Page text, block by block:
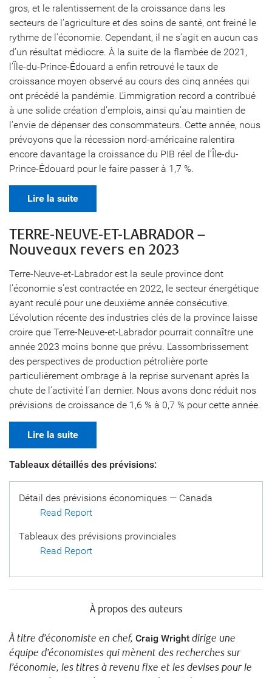
gros, et le ralentissement de la croissance dans les
secteurs de l’agriculture et des soins de santé, ont freiné le
rythme de l’économie. Cependant, il ne s’agit en aucun cas
d’un résultat médiocre. À la suite de la flambée de 2021,
l’Île-du-Prince-Édouard a enfin retrouvé le taux de
croissance moyen observé au cours des cinq années qui
ont précédé la pandémie. L’immigration record a contribué
à une solide création d’emplois, ainsi qu’au maintien de
l’envie de dépenser des consommateurs. Cette année, nous
prévoyons que la récession nord-américaine ralentira
encore davantage la croissance du PIB réel de l’Île-du-
Prince-Édouard pour le faire passer à 1,7 %.
Lire la suite
TERRE-NEUVE-ET-LABRADOR –
Nouveaux revers en 2023
Terre-Neuve-et-Labrador est la seule province dont
l’économie s’est contractée en 2022, le secteur énergétique
ayant reculé pour une deuxième année consécutive.
L’évolution récente des industries clés de la province laisse
croire que Terre-Neuve-et-Labrador pourrait connaître une
année 2023 moins bonne que prévu. L’assombrissement
des perspectives de production pétrolière porte
particulièrement ombrage à la reprise survenant après la
chute de l’activité l’an dernier. Nous avons donc réduit nos
prévisions de croissance de 1,6 % à 0,7 % pour cette année.
Lire la suite
Tableaux détaillés des prévisions:
Détail des prévisions économiques — Canada
Read Report
Tableaux des prévisions provinciales
Read Report
À propos des auteurs
À titre d’économiste en chef, Craig Wright dirige une
équipe d’économistes qui mènent des recherches sur
l’économie, les titres à revenu fixe et les devises pour le